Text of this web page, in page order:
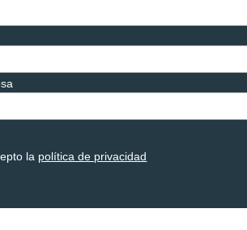
la política de privacidad